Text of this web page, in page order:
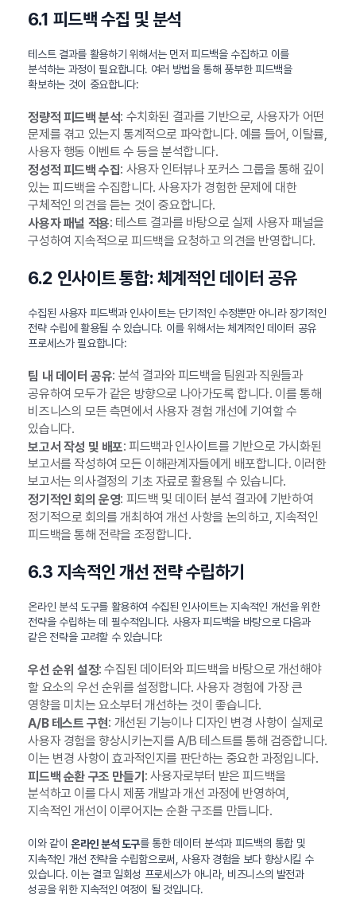
6.1 피드백 수집 및 분석
테스트 결과를 활용하기 위해서는 먼저 피드백을 수집하고 이를
분석하는 과정이 필요합니다. 여러 방법을 통해 풍부한 피드백을
확보하는 것이 중요합니다:
정량적 피드백 분석: 수치화된 결과를 기반으로, 사용자가 어떤
문제를 겪고 있는지 통계적으로 파악합니다. 예를 들어, 이탈률,
사용자 행동 이벤트 수 등을 분석합니다.
정성적 피드백 수집: 사용자 인터뷰나 포커스 그룹을 통해 깊이
있는 피드백을 수집합니다. 사용자가 경험한 문제에 대한
구체적인 의견을 듣는 것이 중요합니다.
사용자 패널 적용: 테스트 결과를 바탕으로 실제 사용자 패널을
구성하여 지속적으로 피드백을 요청하고 의견을 반영합니다.
6.2 인사이트 통합: 체계적인 데이터 공유
수집된 사용자 피드백과 인사이트는 단기적인 수정뿐만 아니라 장기적인
전략 수립에 활용될 수 있습니다. 이를 위해서는 체계적인 데이터 공유
프로세스가 필요합니다:
팀 내 데이터 공유: 분석 결과와 피드백을 팀원과 직원들과
공유하여 모두가 같은 방향으로 나아가도록 합니다. 이를 통해
비즈니스의 모든 측면에서 사용자 경험 개선에 기여할 수
있습니다.
보고서 작성 및 배포: 피드백과 인사이트를 기반으로 가시화된
보고서를 작성하여 모든 이해관계자들에게 배포합니다. 이러한
보고서는 의사결정의 기초 자료로 활용될 수 있습니다.
정기적인 회의 운영: 피드백 및 데이터 분석 결과에 기반하여
정기적으로 회의를 개최하여 개선 사항을 논의하고, 지속적인
피드백을 통해 전략을 조정합니다.
6.3 지속적인 개선 전략 수립하기
온라인 분석 도구를 활용하여 수집된 인사이트는 지속적인 개선을 위한
전략을 수립하는 데 필수적입니다. 사용자 피드백을 바탕으로 다음과
같은 전략을 고려할 수 있습니다:
우선 순위 설정: 수집된 데이터와 피드백을 바탕으로 개선해야
할 요소의 우선 순위를 설정합니다. 사용자 경험에 가장 큰
영향을 미치는 요소부터 개선하는 것이 좋습니다.
A/B 테스트 구현: 개선된 기능이나 디자인 변경 사항이 실제로
사용자 경험을 향상시키는지를 A/B 테스트를 통해 검증합니다.
이는 변경 사항이 효과적인지를 판단하는 중요한 과정입니다.
피드백 순환 구조 만들기 : 사용자로부터 받은 피드백을
분석하고 이를 다시 제품 개발과 개선 과정에 반영하여,
지속적인 개선이 이루어지는 순환 구조를 만듭니다.
이와 같이온라인 분석 도구를 통한 데이터 분석과 피드백의 통합 및
지속적인 개선 전략을 수립함으로써, 사용자 경험을 보다 향상시킬 수
있습니다. 이는 결코 일회성 프로세스가 아니라, 비즈니스의 발전과
성공을 위한 지속적인 여정이 될 것입니다.